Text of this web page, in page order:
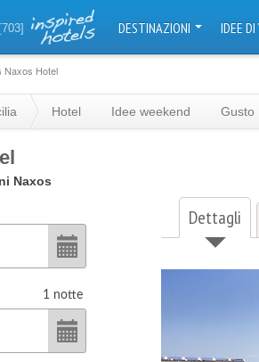
[703] DESTINAZIONI IDEE
Naxos Hotel
Hotel Idee weekend Gusto
Naxos
Dettagli
1 notte